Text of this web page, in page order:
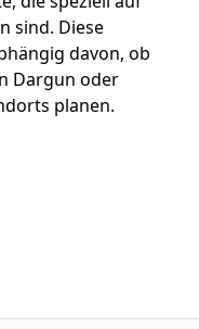
sind. Diese
davon, ob
Dargun oder
planen.